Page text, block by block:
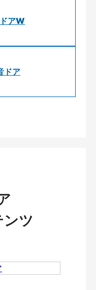
アW
ドア
ンツ